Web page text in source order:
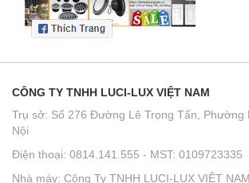
CÔNG TY TNHH LUCI-LUX VIỆT NAM
Trụ sở: Số 276 Đường Lê Trọng Tấn, Phường
Nội
Điện thoại: 0814.141.555 - MST: 0109723335
Nhà máy: Công Ty TNHH LUCI-LUX VIỆT NAM